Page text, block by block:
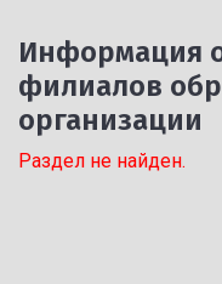
Информация
филиалов
организации
Раздел не найден.